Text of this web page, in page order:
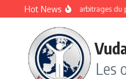
Aller au contenu
Hot News
Rentrée 2026 : les arbitrages du
Les